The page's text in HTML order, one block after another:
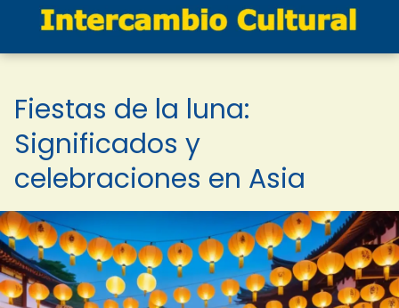
Fiestas de la luna:
Significados y
celebraciones en Asia